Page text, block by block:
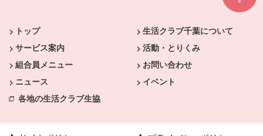
トップ
生活クラブ千葉について
サービス案内
活動・とりくみ
組合員メニュー
お問い合わせ
ニュース
イベント
各地の生活クラブ生協